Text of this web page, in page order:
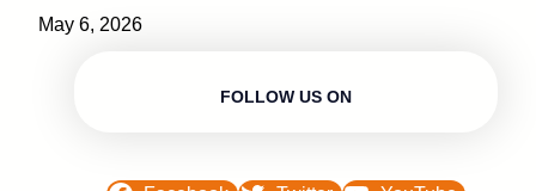
May 6, 2026
FOLLOW US ON